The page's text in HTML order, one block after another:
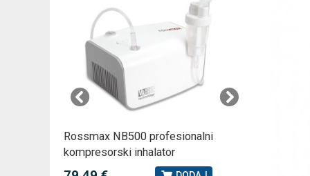
Rossmax NB500 profesionalni
kompresorski inhalator